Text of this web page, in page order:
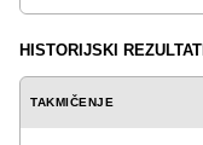
HISTORIJSKI REZULTATI
TAKMIČENJE